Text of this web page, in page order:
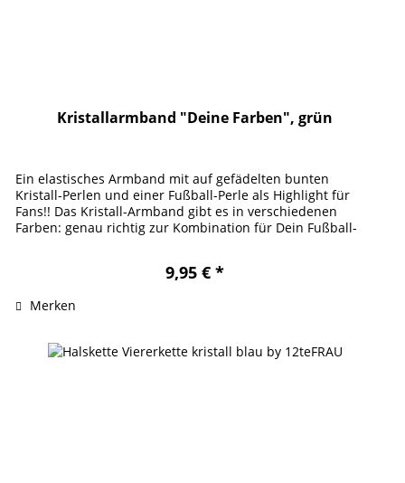
Kristallarmband "Deine Farben", grün
Ein elastisches Armband mit auf gefädelten bunten
Kristall-Perlen und einer Fußball-Perle als Highlight für
Fans!! Das Kristall-Armband gibt es in verschiedenen
Farben: genau richtig zur Kombination für Dein Fußball-
9,95 € *
Merken